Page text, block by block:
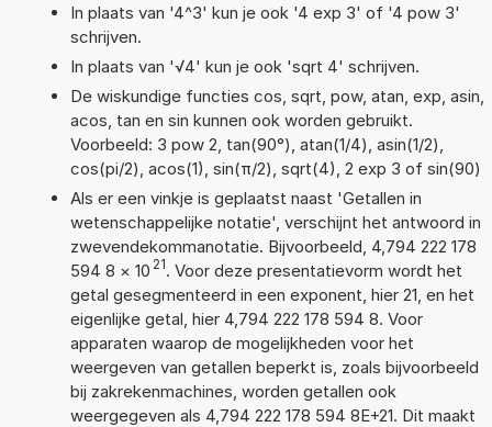
In plaats van '4^3' kun je ook '4 exp 3' of '4 pow 3'
schrijven.
In plaats van '√4' kun je ook 'sqrt 4' schrijven.
De wiskundige functies cos, sqrt, pow, atan, exp, asin,
acos, tan en sin kunnen ook worden gebruikt.
Voorbeeld: 3 pow 2, tan(90°), atan(1/4), asin(1/2),
cos(pi/2), acos(1), sin(π/2), sqrt(4), 2 exp 3 of sin(90)
Als er een vinkje is geplaatst naast 'Getallen in
wetenschappelijke notatie', verschijnt het antwoord in
zwevendekommanotatie. Bijvoorbeeld, 4,794 222 178
594 8 × 10 21. Voor deze presentatievorm wordt het
getal gesegmenteerd in een exponent, hier 21, en het
eigenlijke getal, hier 4,794 222 178 594 8. Voor
apparaten waarop de mogelijkheden voor het
weergeven van getallen beperkt is, zoals bijvoorbeeld
bij zakrekenmachines, worden getallen ook
weergegeven als 4,794 222 178 594 8E+21. Dit maakt